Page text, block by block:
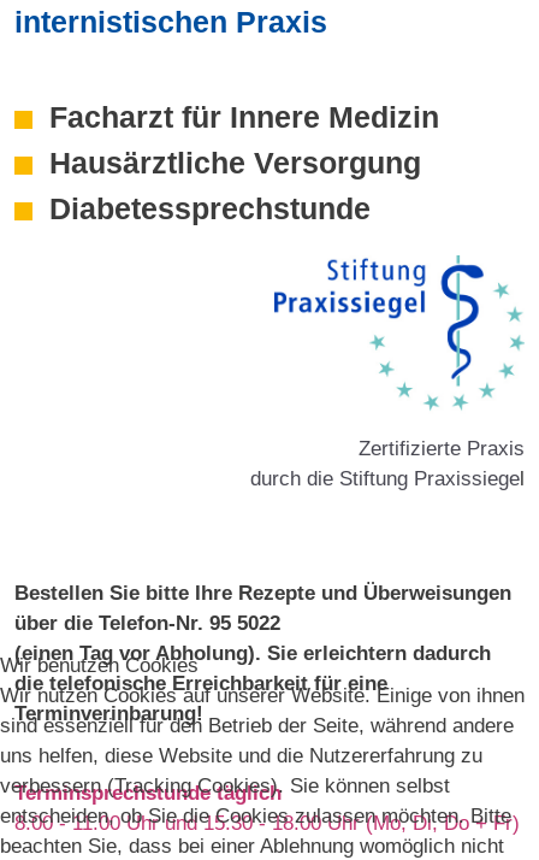
internistischen Praxis
Facharzt für Innere Medizin
Hausärztliche Versorgung
Diabetessprechstunde
Zertifizierte Praxis
durch die Stiftung Praxissiegel
Bestellen Sie bitte Ihre Rezepte und Überweisungen
über die Telefon-Nr. 95 5022
(einen Tag vor Abholung). Sie erleichtern dadurch
die telefonische Erreichbarkeit für eine
Terminverinbarung!
Terminsprechstunde täglich
8.00 - 11.00 Uhr und 15.30 - 18.00 Uhr (Mo, Di, Do + Fr)
Wir benutzen Cookies
Wir nutzen Cookies auf unserer Website. Einige von ihnen
sind essenziell für den Betrieb der Seite, während andere
uns helfen, diese Website und die Nutzererfahrung zu
verbessern (Tracking Cookies). Sie können selbst
entscheiden, ob Sie die Cookies zulassen möchten. Bitte
beachten Sie, dass bei einer Ablehnung womöglich nicht